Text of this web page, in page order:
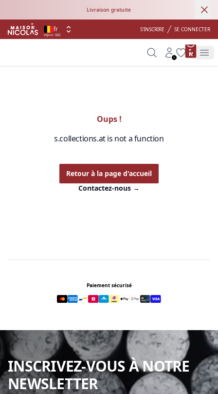
Livraison gratuite
depuis 1822
fr S'INSCRIRE SE CONNECTER
SearchAccount
Wishlist
Oups !
s.collections.at is not a function
Retour à la page d'accueil
Contactez-nous →
Paiement sécurisé
INSCRIVEZ-VOUS À NOTRE
NEWSLETTER